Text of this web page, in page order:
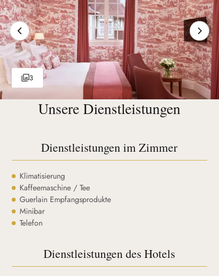
3
Unsere Dienstleistungen
Dienstleistungen im Zimmer
Klimatisierung
Kaffeemaschine / Tee
Guerlain Empfangsprodukte
Minibar
Telefon
Dienstleistungen des Hotels